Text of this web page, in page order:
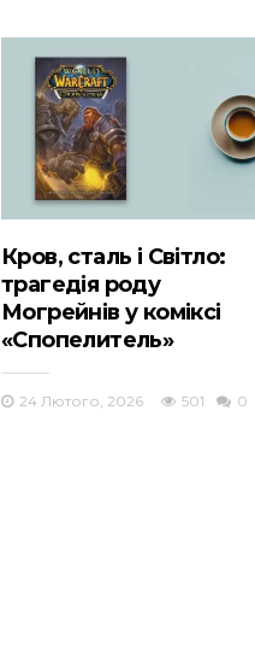
Кров, сталь і Світло:
трагедія роду
Могрейнів у коміксі
«Спопелитель»
24 Лютого, 2026 501 0